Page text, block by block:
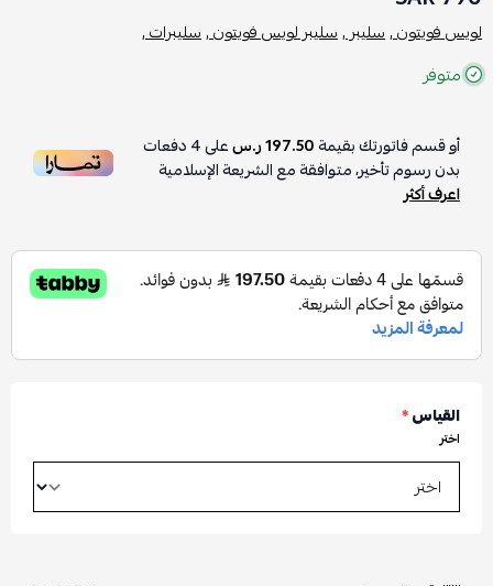
لويس فويتون ,سليبر ,سليبر لويس فويتون ,سليبرات ,
متوفر
أو قسم فاتورتك بقيمة197.50 ر.س على4دفعات
بدون رسوم تأخير، متوافقة مع الشريعة الإسلامية
اعرف أكثر
القياس*
اختر